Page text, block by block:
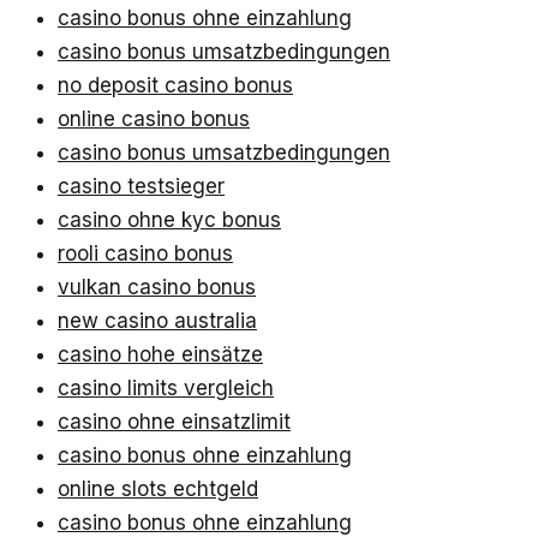
casino bonus ohne einzahlung
casino bonus umsatzbedingungen
no deposit casino bonus
online casino bonus
casino bonus umsatzbedingungen
casino testsieger
casino ohne kyc bonus
rooli casino bonus
vulkan casino bonus
new casino australia
casino hohe einsätze
casino limits vergleich
casino ohne einsatzlimit
casino bonus ohne einzahlung
online slots echtgeld
casino bonus ohne einzahlung